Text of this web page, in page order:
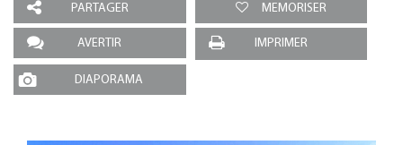
PARTAGER MEMORISER
AVERTIR IMPRIMER
DIAPORAMA